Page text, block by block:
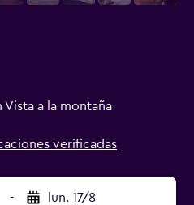
a la montaña
verificadas
- lun. 17/8